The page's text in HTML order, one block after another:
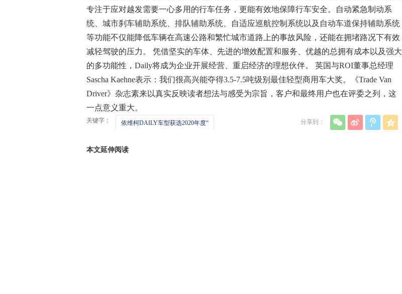
专注于应对越发需要一心多用的行车任务，更能有效地保障行车安全。自动紧急制动系
统、城市刹车辅助系统、排队辅助系统、自适应巡航控制系统以及自动车道保持辅助系统
等功能不仅能降低车辆在高速公路和繁忙城市道路上的事故风险，还能在拥堵路况下有效
减轻驾驶的压力。 凭借坚实的车体、先进的增效配置和服务、优越的总拥有成本以及强大
的多功能性，Daily将成为企业开展经营、重启经济的理想伙伴。 英国与ROI董事总经理
Sascha Kaehne表示：我们很高兴能夺得3.5-7.5吨级别最佳轻型商用车大奖。《Trade Van
Driver》杂志素来以真实反映读者想法与感受为宗旨，客户和最终用户也在评委之列，这
一点意义重大。
分享到：
关键字： 依维柯DAILY车型获选2020年度“
本文延伸阅读